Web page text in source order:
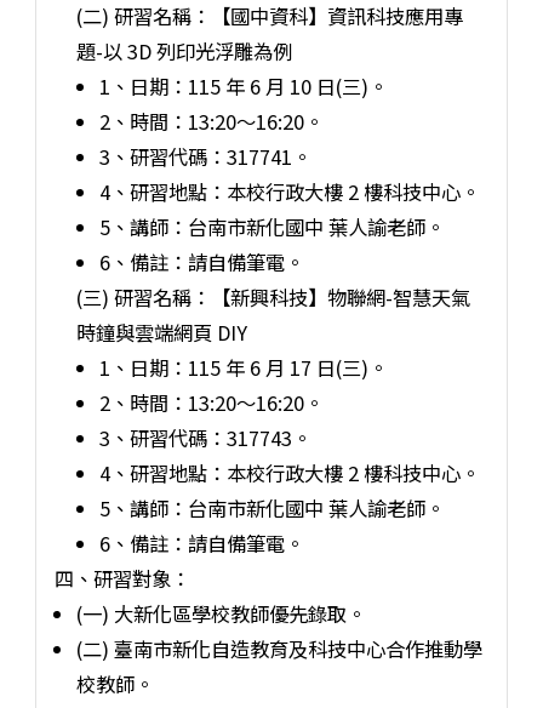
(二) 研習名稱：【國中資科】資訊科技應用專
題-以 3D 列印光浮雕為例
1、日期：115 年 6 月 10 日(三)。
2、時間：13:20～16:20。
3、研習代碼：317741。
4、研習地點：本校行政大樓 2 樓科技中心。
5、講師：台南市新化國中 葉人諭老師。
6、備註：請自備筆電。
(三) 研習名稱：【新興科技】物聯網-智慧天氣
時鐘與雲端網頁 DIY
1、日期：115 年 6 月 17 日(三)。
2、時間：13:20～16:20。
3、研習代碼：317743。
4、研習地點：本校行政大樓 2 樓科技中心。
5、講師：台南市新化國中 葉人諭老師。
6、備註：請自備筆電。
四、研習對象：
(一) 大新化區學校教師優先錄取。
(二) 臺南市新化自造教育及科技中心合作推動學
校教師。